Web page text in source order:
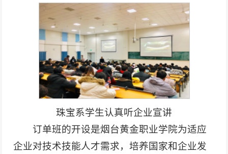
珠宝系学生认真听企业宣讲
订单班的开设是烟台黄金职业学院为适应
企业对技术技能人才需求，培养国家和企业发